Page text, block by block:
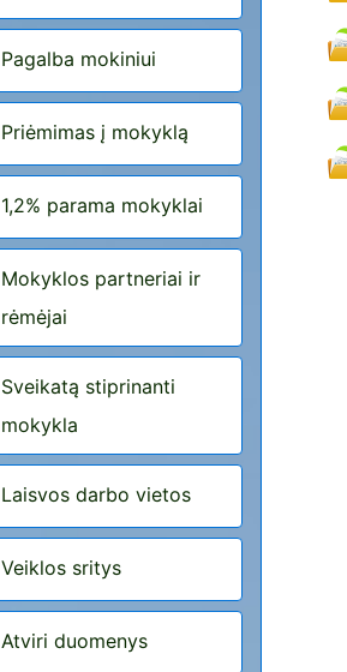
Pagalba mokiniui
Priėmimas į mokyklą
1,2% parama mokyklai
Mokyklos partneriai ir
rėmėjai
Sveikatą stiprinanti
mokykla
Laisvos darbo vietos
Veiklos sritys
Atviri duomenys